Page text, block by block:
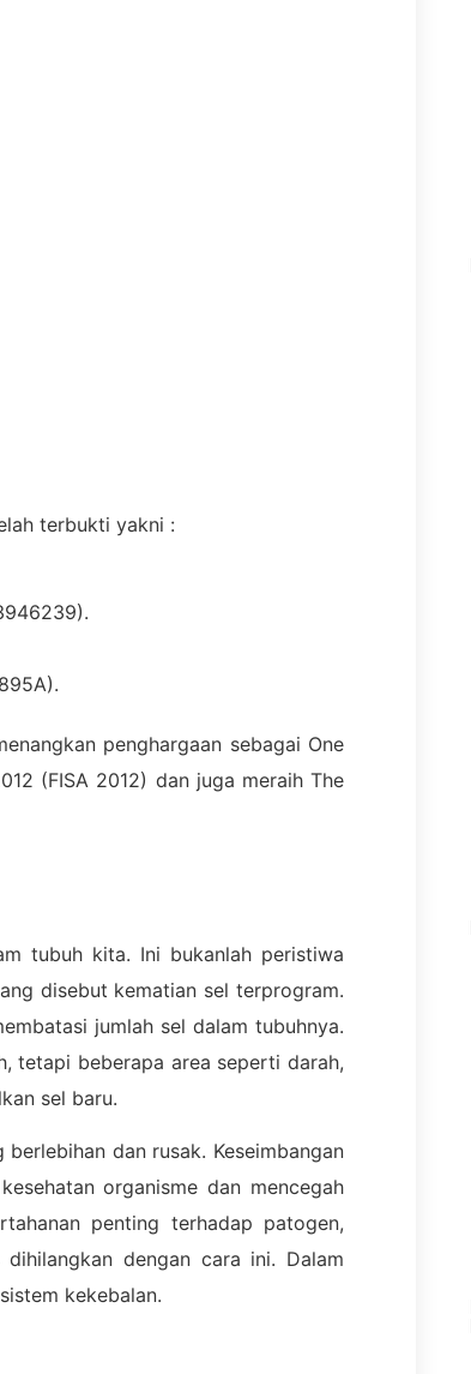
terbukti yakni :
penghargaan sebagai One
(FISA 2012) dan juga meraih The
tubuh kita. Ini bukanlah peristiwa
disebut kematian sel terprogram.
jumlah sel dalam tubuhnya.
tetapi beberapa area seperti darah,
sel baru.
dan rusak. Keseimbangan
organisme dan mencegah
penting terhadap patogen,
dengan cara ini. Dalam
kekebalan.